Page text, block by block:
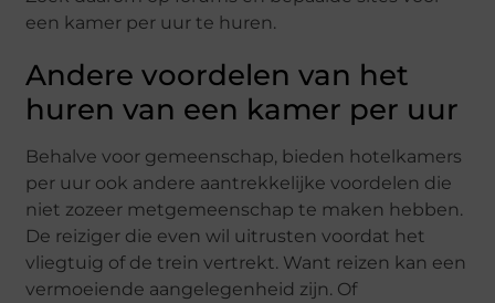
een kamer per uur te huren.
Andere voordelen van het
huren van een kamer per uur
Behalve voor gemeenschap, bieden hotelkamers
per uur ook andere aantrekkelijke voordelen die
niet zozeer metgemeenschap te maken hebben.
De reiziger die even wil uitrusten voordat het
vliegtuig of de trein vertrekt. Want reizen kan een
vermoeiende aangelegenheid zijn. Of